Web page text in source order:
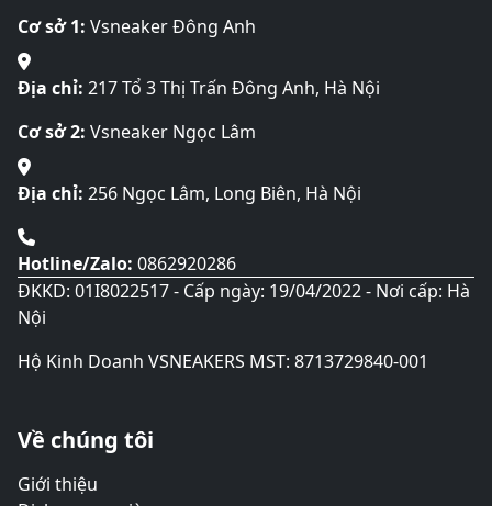
Cơ sở 1: Vsneaker Đông Anh
Địa chỉ: 217 Tổ 3 Thị Trấn Đông Anh, Hà Nội
Cơ sở 2: Vsneaker Ngọc Lâm
Địa chỉ: 256 Ngọc Lâm, Long Biên, Hà Nội
Hotline/Zalo: 0862920286
ĐKKD: 01I8022517 - Cấp ngày: 19/04/2022 - Nơi cấp: Hà
Nội
Hộ Kinh Doanh VSNEAKERS MST: 8713729840-001
Về chúng tôi
Giới thiệu